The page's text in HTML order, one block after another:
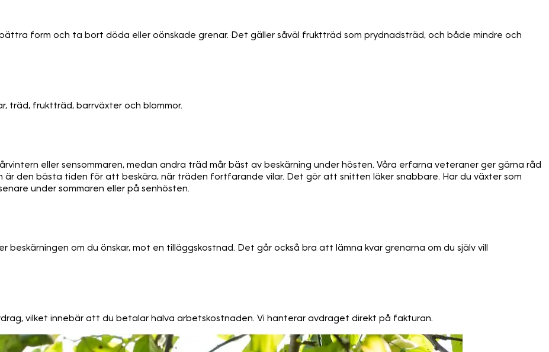
form och ta bort döda eller oönskade grenar. Det gäller såväl fruktträd som prydnadsträd, och både mindre och
träd, fruktträd, barrväxter och blommor.
eller sensommaren, medan andra träd mår bäst av beskärning under hösten. Våra erfarna veteraner ger gärna råd
den bästa tiden för att beskära, när träden fortfarande vilar. Det gör att snitten läker snabbare. Har du växter som
under sommaren eller på senhösten.
om du önskar, mot en tilläggskostnad. Det går också bra att lämna kvar grenarna om du själv vill
vilket innebär att du betalar halva arbetskostnaden. Vi hanterar avdraget direkt på fakturan.